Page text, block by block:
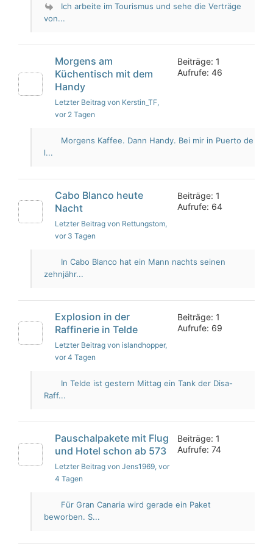
Ich arbeite im Tourismus und sehe die Verträge
von...
Morgens am
Küchentisch mit dem
Handy
Letzter Beitrag von Kerstin_TF,
vor 2 Tagen
Beiträge: 1
Aufrufe: 46
Morgens Kaffee. Dann Handy. Bei mir in Puerto de
l...
Cabo Blanco heute
Nacht
Letzter Beitrag von Rettungstom,
vor 3 Tagen
Beiträge: 1
Aufrufe: 64
In Cabo Blanco hat ein Mann nachts seinen
zehnjähr...
Explosion in der
Raffinerie in Telde
Letzter Beitrag von islandhopper,
vor 4 Tagen
Beiträge: 1
Aufrufe: 69
In Telde ist gestern Mittag ein Tank der Disa-
Raff...
Pauschalpakete mit Flug
und Hotel schon ab 573
Letzter Beitrag von Jens1969, vor
4 Tagen
Beiträge: 1
Aufrufe: 74
Für Gran Canaria wird gerade ein Paket
beworben. S...